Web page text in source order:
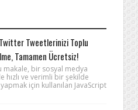
Tweetlerinizi Toplu
Tamamen Ücretsiz!
makale, bir sosyal medya
hızlı ve verimli bir şekilde
için kullanılan JavaScript